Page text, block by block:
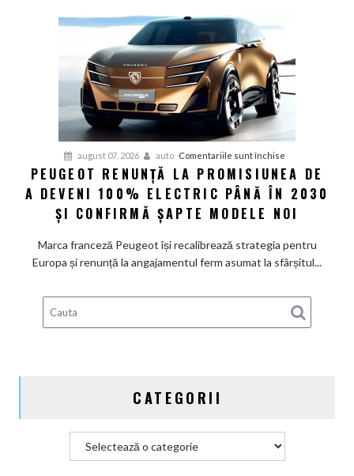
măsuri
rapide
de
august 07, 2026 auto Comentariile sunt închise
Peugeot
renunță
la
de
a
electric
până
modele
PEUGEOT RENUNȚĂ LA PROMISIUNEA DE
A DEVENI 100% ELECTRIC PÂNĂ ÎN 2030
ȘI CONFIRMĂ ȘAPTE MODELE NOI
Marca franceză Peugeot își recalibrează strategia pentru
Europa și renunță la angajamentul ferm asumat la sfârșitul...
CATEGORII